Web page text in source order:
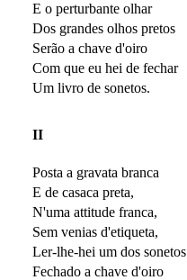
E o perturbante olhar
Dos grandes olhos pretos
Serão a chave d'oiro
Com que eu hei de fechar
Um livro de sonetos.
II
Posta a gravata branca
E de casaca preta,
N'uma attitude franca,
Sem venias d'etiqueta,
Ler-lhe-hei um dos sonetos
Fechado a chave d'oiro